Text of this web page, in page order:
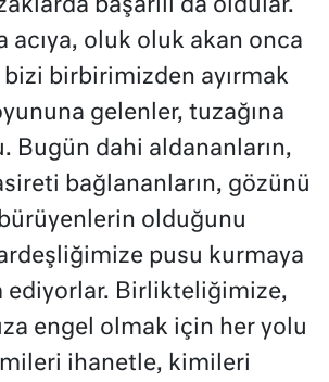
başarılı da oldular.
acıya, oluk oluk akan onca
bizi birbirimizden ayırmak
gelenler, tuzağına
Bugün dahi aldananların,
bağlananların, gözünü
olduğunu
pusu kurmaya
ediyorlar. Birlikteliğimize,
engel olmak için her yolu
ihanetle, kimileri